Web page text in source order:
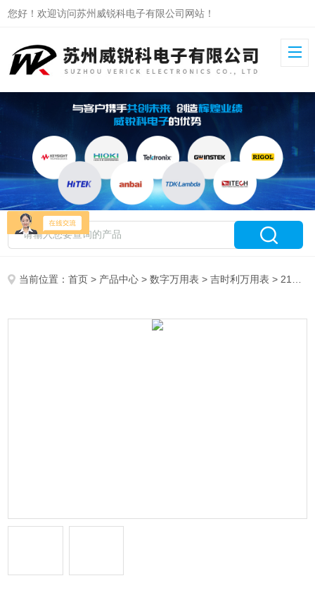
您好！欢迎访问苏州威锐科电子有限公司网站！
当前位置：首页 > 产品中心 >数字万用表 >吉时利万用表 > 2110-240吉时利五位半万用表